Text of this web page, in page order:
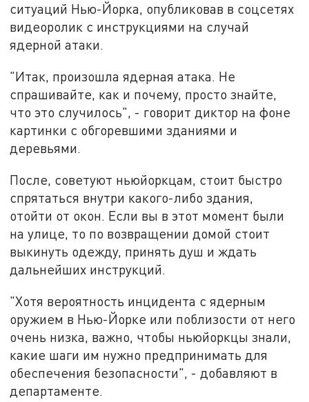
ситуаций Нью-Йорка, опубликовав в соцсетях
видеоролик с инструкциями на случай
ядерной атаки.
"Итак, произошла ядерная атака. Не
спрашивайте, как и почему, просто знайте,
что это случилось", - говорит диктор на фоне
картинки с обгоревшими зданиями и
деревьями.
После, советуют ньюйоркцам, стоит быстро
спрятаться внутри какого-либо здания,
отойти от окон. Если вы в этот момент были
на улице, то по возвращении домой стоит
выкинуть одежду, принять душ и ждать
дальнейших инструкций.
"Хотя вероятность инцидента с ядерным
оружием в Нью-Йорке или поблизости от него
очень низка, важно, чтобы ньюйоркцы знали,
какие шаги им нужно предпринимать для
обеспечения безопасности", - добавляют в
департаменте.